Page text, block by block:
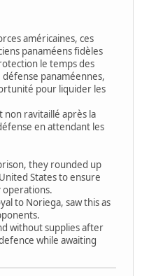
américaines, ces
panaméens fidèles
le temps des
panaméennes,
pour liquider les
non ravitaillé après la
en attendant les
they rounded up
States to ensure
to Noriega, saw this as
without supplies after
while awaiting